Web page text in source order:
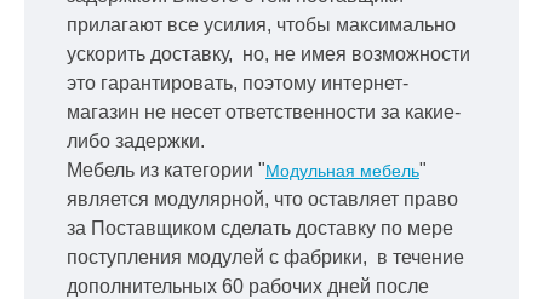
прилагают все усилия, чтобы максимально
ускорить доставку, но, не имея возможности
это гарантировать, поэтому интернет-
магазин не несет ответственности за какие-
либо задержки.
Мебель из категории "Модульная мебель"
является модулярной, что оставляет право
за Поставщиком сделать доставку по мере
поступления модулей с фабрики, в течение
дополнительных 60 рабочих дней после